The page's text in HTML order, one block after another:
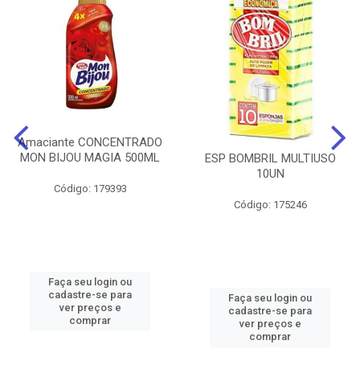
Amaciante CONCENTRADO
MON BIJOU MAGIA 500ML
Código: 179393
Faça seu login ou
cadastre-se para
ver preços e
comprar
ESP BOMBRIL MULTIUSO
10UN
Código: 175246
Faça seu login ou
cadastre-se para
ver preços e
comprar